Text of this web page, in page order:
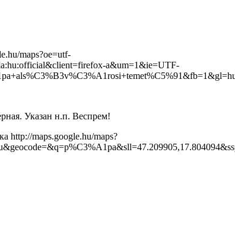
maps?oe=utf-
a&um=1&ie=UTF-
Указан н.п. Веспрем!
http://maps.google.hu/maps?